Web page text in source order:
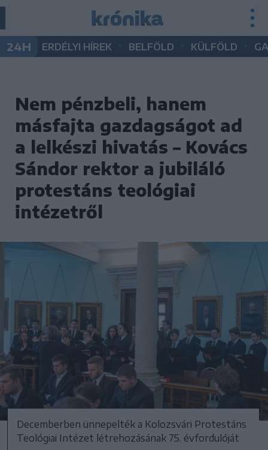
24H ERDÉLYI HÍREK BELFÖLD KÜLFÖLD
Nem pénzbeli, hanem
másfajta gazdagságot ad
a lelkészi hivatás – Kovács
Sándor rektor a jubiláló
protestáns teológiai
intézetről
Decemberben ünnepelték a Kolozsvári Protestáns
Teológiai Intézet létrehozásának 75. évfordulóját